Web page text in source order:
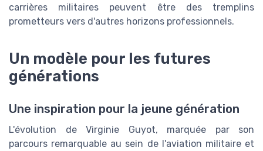
carrières militaires peuvent être des tremplins
prometteurs vers d'autres horizons professionnels.
Un modèle pour les futures
générations
Une inspiration pour la jeune génération
L'évolution de Virginie Guyot, marquée par son
parcours remarquable au sein de l'aviation militaire et